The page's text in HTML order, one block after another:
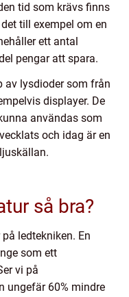
tid som krävs finns
till exempel om en
ett antal
pengar att spara.
av lysdioder som från
displayer. De
användas som
och idag är en
så bra?
ledtekniken. En
som ett
vi på
ungefär 60% mindre